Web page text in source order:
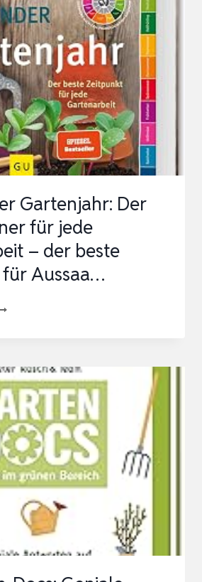
Gartenjahr: Der
für jede
– der beste
Aussaa…